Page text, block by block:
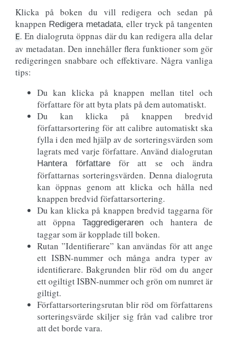
Klicka på boken du vill redigera och sedan på
knappen Redigera metadata, eller tryck på tangenten
E. En dialogruta öppnas där du kan redigera alla delar
av metadatan. Den innehåller flera funktioner som gör
redigeringen snabbare och effektivare. Några vanliga
tips:
Du kan klicka på knappen mellan titel och
författare för att byta plats på dem automatiskt.
Du kan klicka på knappen bredvid
författarsortering för att calibre automatiskt ska
fylla i den med hjälp av de sorteringsvärden som
lagrats med varje författare. Använd dialogrutan
Hantera författareför att se och ändra
författarnas sorteringsvärden. Denna dialogruta
kan öppnas genom att klicka och hålla ned
knappen bredvid författarsortering.
Du kan klicka på knappen bredvid taggarna för
att öppna
Taggredigerarenoch hantera de
taggar som är kopplade till boken.
Rutan ”Identifierare” kan användas för att ange
ett ISBN-nummer och många andra typer av
identifierare. Bakgrunden blir röd om du anger
ett ogiltigt ISBN-nummer och grön om numret är
giltigt.
Författarsorteringsrutan blir röd om författarens
sorteringsvärde skiljer sig från vad calibre tror
att det borde vara.